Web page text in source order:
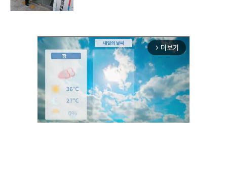
arrow_forward_ios 더보기